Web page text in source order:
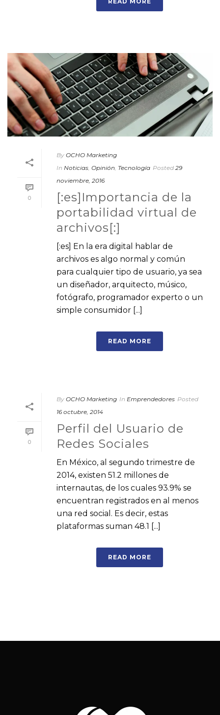
0
By OCHO Marketing
In Noticias, Opinión, Tecnología Posted 29
noviembre, 2016
[:es]Importancia de la
portabilidad virtual de
archivos[:]
[:es] En la era digital hablar de
archivos es algo normal y común
para cualquier tipo de usuario, ya sea
un diseñador, arquitecto, músico,
fotógrafo, programador experto o un
simple consumidor [...]
READ MORE
0
By OCHO Marketing In Emprendedores Posted
16 octubre, 2014
Perfil del Usuario de
Redes Sociales
En México, al segundo trimestre de
2014, existen 51.2 millones de
internautas, de los cuales 93.9% se
encuentran registrados en al menos
una red social. Es decir, estas
plataformas suman 48.1 [...]
READ MORE